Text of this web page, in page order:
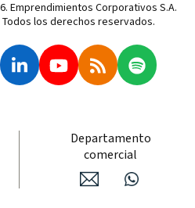
Emprendimientos Corporativos S.A.
los derechos reservados.
Departamento
comercial